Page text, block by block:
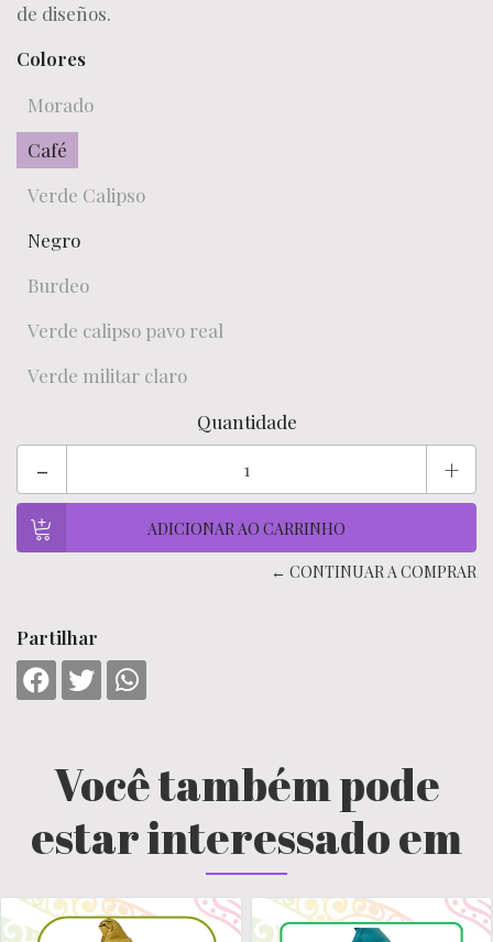
de diseños.
Colores
Morado
Café
Verde Calipso
Negro
Burdeo
Verde calipso pavo real
Verde militar claro
Quantidade
- +
← CONTINUAR A COMPRAR
Partilhar
Você também pode
estar interessado em